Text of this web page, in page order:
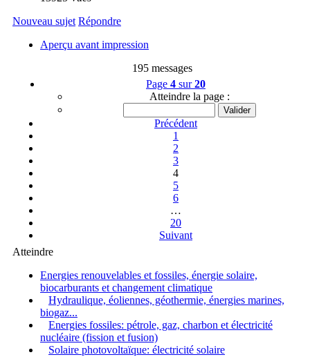
Nouveau sujet Répondre
Aperçu avant impression
195 messages
Page 4 sur20
Atteindre la page :
Précédent
1
2
3
4
5
6
…
20
Suivant
Atteindre
Energies renouvelables et fossiles, énergie solaire,
biocarburants et changement climatique
Hydraulique, éoliennes, géothermie, énergies marines,
biogaz...
Energies fossiles: pétrole, gaz, charbon et électricité
nucléaire (fission et fusion)
Solaire photovoltaïque: électricité solaire